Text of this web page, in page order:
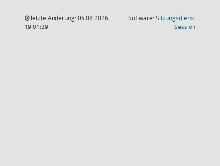
letzte Änderung: 06.08.2026
19:01:39
Software:Sitzungsdienst
Session(Wird in